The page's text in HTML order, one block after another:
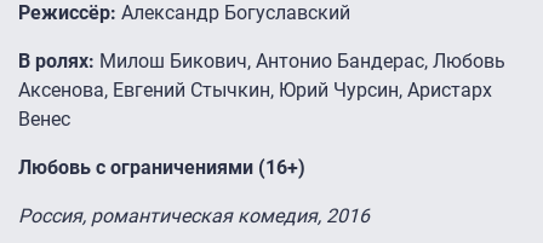
Режиссёр: Александр Богуславский
В ролях: Милош Бикович, Антонио Бандерас, Любовь
Аксенова, Евгений Стычкин, Юрий Чурсин, Аристарх
Венес
Любовь с ограничениями (16+)
Россия, романтическая комедия, 2016